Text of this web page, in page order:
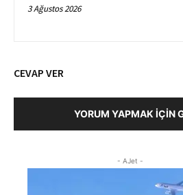
3 Ağustos 2026
CEVAP VER
YORUM YAPMAK İÇIN
- AJet -